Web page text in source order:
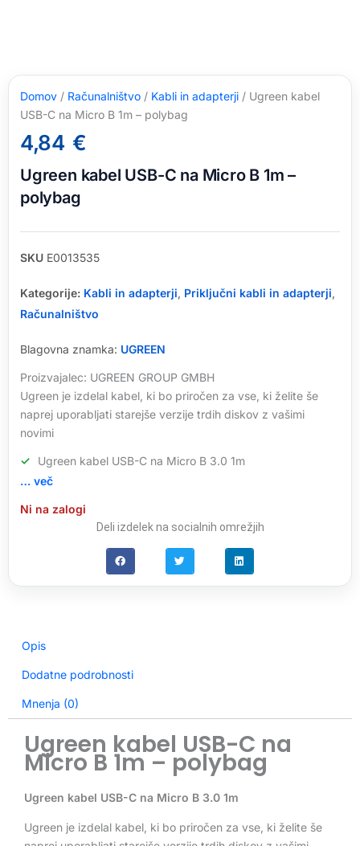
Domov / Računalništvo / Kabli in adapterji / Ugreen kabel
USB-C na Micro B 1m – polybag
4,84 €
Ugreen kabel USB-C na Micro B 1m –
polybag
SKU E0013535
Kategorije: Kabli in adapterji, Priključni kabli in adapterji,
Računalništvo
Blagovna znamka: UGREEN
Proizvajalec: UGREEN GROUP GMBH
Ugreen je izdelal kabel, ki bo priročen za vse, ki želite še
naprej uporabljati starejše verzije trdih diskov z vašimi
novimi
Ugreen kabel USB-C na Micro B 3.0 1m
… več
Ni na zalogi
Deli izdelek na socialnih omrežjih
Opis
Dodatne podrobnosti
Mnenja (0)
Ugreen kabel USB-C na
Micro B 1m – polybag
Ugreen kabel USB-C na Micro B 3.0 1m
Ugreen je izdelal kabel, ki bo priročen za vse, ki želite še